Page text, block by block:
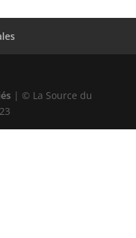
| © La Source du